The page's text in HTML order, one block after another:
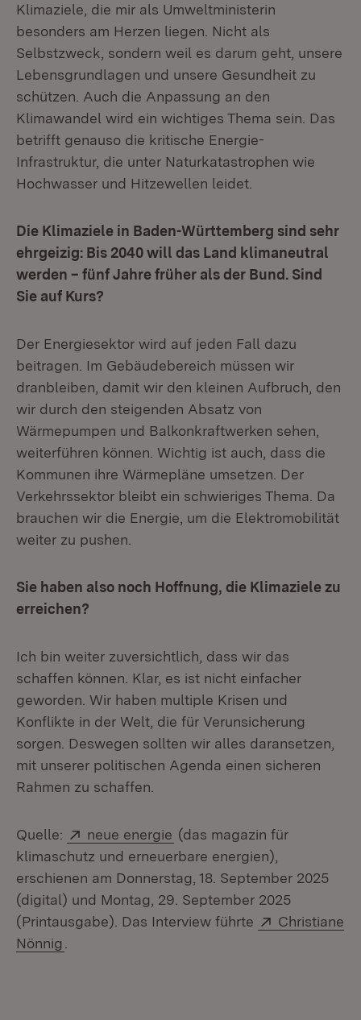
Klimaziele, die mir als Umweltministerin
besonders am Herzen liegen. Nicht als
Selbstzweck, sondern weil es darum geht, unsere
Lebensgrundlagen und unsere Gesundheit zu
schützen. Auch die Anpassung an den
Klimawandel wird ein wichtiges Thema sein. Das
betrifft genauso die kritische Energie-
Infrastruktur, die unter Naturkatastrophen wie
Hochwasser und Hitzewellen leidet.
Die Klimaziele in Baden-Württemberg sind sehr
ehrgeizig: Bis 2040 will das Land klimaneutral
werden – fünf Jahre früher als der Bund. Sind
Sie auf Kurs?
Der Energiesektor wird auf jeden Fall dazu
beitragen. Im Gebäudebereich müssen wir
dranbleiben, damit wir den kleinen Aufbruch, den
wir durch den steigenden Absatz von
Wärmepumpen und Balkonkraftwerken sehen,
weiterführen können. Wichtig ist auch, dass die
Kommunen ihre Wärmepläne umsetzen. Der
Verkehrssektor bleibt ein schwieriges Thema. Da
brauchen wir die Energie, um die Elektromobilität
weiter zu pushen.
Sie haben also noch Hoffnung, die Klimaziele zu
erreichen?
Ich bin weiter zuversichtlich, dass wir das
schaffen können. Klar, es ist nicht einfacher
geworden. Wir haben multiple Krisen und
Konflikte in der Welt, die für Verunsicherung
sorgen. Deswegen sollten wir alles daransetzen,
mit unserer politischen Agenda einen sicheren
Rahmen zu schaffen.
Quelle: Extern:
neue energie (Öffnet in neuem Fenster)
(das magazin für
klimaschutz und erneuerbare energien),
erschienen am Donnerstag, 18. September 2025
(digital) und Montag, 29. September 2025
(Printausgabe). Das Interview führte
Extern:
Christiane
Nönnig